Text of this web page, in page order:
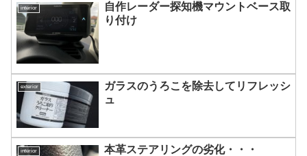
interior
自作レーダー探知機マウントベース取
り付け
exterior
ガラスのうろこを除去してリフレッシ
ュ
interior 本革ステアリングの劣化・・・